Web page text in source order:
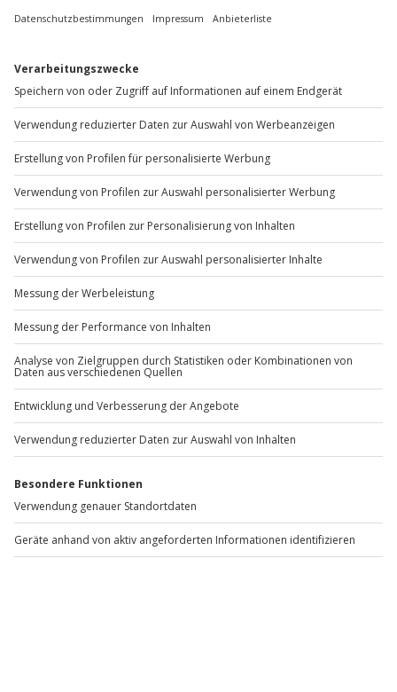
oder spontane Überraschung – ein
für Stuttgartweckt Emotionen und bleibt in
Erinnerung.
Daten & Fakten zu Reiten in Stuttgart
Erlebnisarten:Reitunterricht, geführter Ausritt,
Reitkurs, Westernreiten (standortabhängig)
Geeignet für:Anfänger, Fortgeschrittene,
Erwachsene; teilweise auch Kinder (je nach
Angebot)
Region:Stuttgart und Umgebung
Dauer:60 Minuten bis mehrere Stunden (je nach
Betreuung:Einweisung und Begleitung durch
erfahrene Reitlehrer oder Guides
Voraussetzungen:Normale körperliche Fitness,
keine schweren gesundheitlichen Einschränkungen
Ausrüstung:Reithelm wird meist gestellt; festes
Schuhwerk erforderlich
Buchung:Direkttermin oder flexibel als Gutschein
Wo kann man in Stuttgart reiten?
Reiterlebnisse finden in naturnahen Gebieten rund um
Stuttgart statt. Je nach Anbieter liegen die Standorte in
idyllischen Randlagen oder im näheren Umland. Die